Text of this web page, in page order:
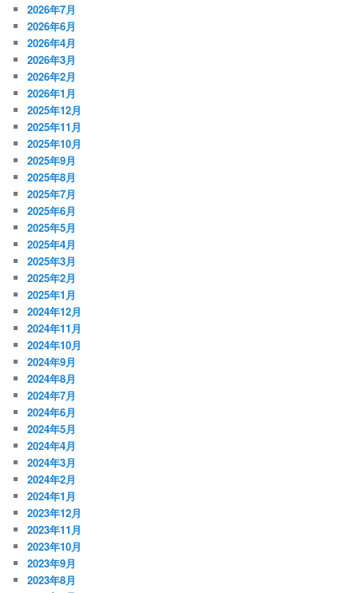
2026年7月
2026年6月
2026年4月
2026年3月
2026年2月
2026年1月
2025年12月
2025年11月
2025年10月
2025年9月
2025年8月
2025年7月
2025年6月
2025年5月
2025年4月
2025年3月
2025年2月
2025年1月
2024年12月
2024年11月
2024年10月
2024年9月
2024年8月
2024年7月
2024年6月
2024年5月
2024年4月
2024年3月
2024年2月
2024年1月
2023年12月
2023年11月
2023年10月
2023年9月
2023年8月